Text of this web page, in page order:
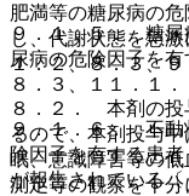
９．１．５． 糖尿
尿病の危険因子を
８．３、１１．１．
９．１．６． 不動
険因子を有する患
が報告されている〔
肥満等の糖尿病の
し、代謝状態を急
１．２、８．３、９
８．２． 本剤の投
るので、本剤投与
眠、意識障害等の
測定等の観察を十